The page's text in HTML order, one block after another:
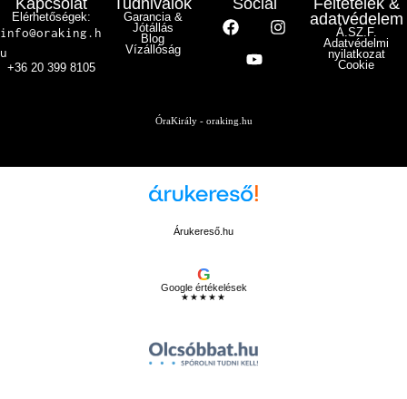
Elérhetőségek:
info@oraking.h
u
+36 20 399 8105
Garancia &
Jótállás
Blog
Vízállóság
adatvédelem
Á.SZ.F.
Adatvédelmi
nyilatkozat
Cookie
ÓraKirály - oraking.hu
Árukereső.hu
G
Google értékelések
★★★★★